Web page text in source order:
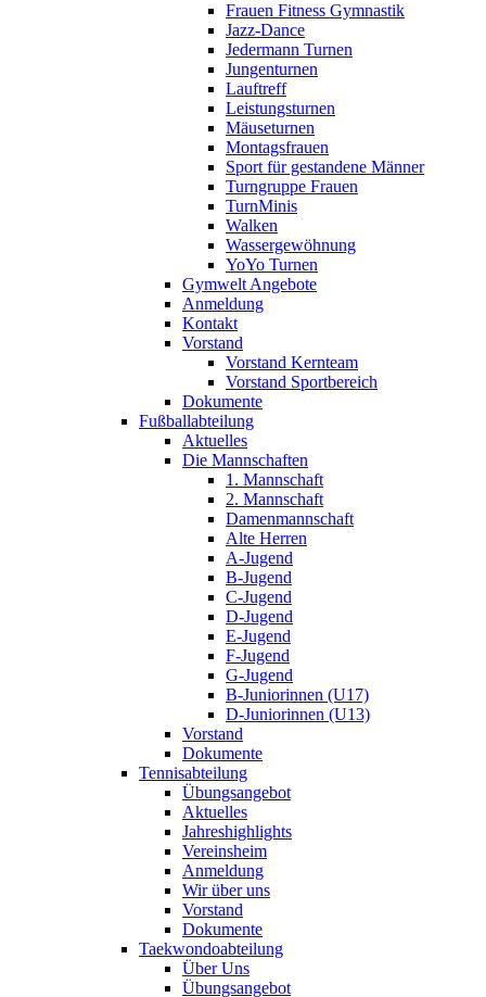
Frauen Fitness Gymnastik
Jazz-Dance
Jedermann Turnen
Jungenturnen
Lauftreff
Leistungsturnen
Mäuseturnen
Montagsfrauen
Sport für gestandene Männer
Turngruppe Frauen
TurnMinis
Walken
Wassergewöhnung
YoYo Turnen
Gymwelt Angebote
Anmeldung
Kontakt
Vorstand
Vorstand Kernteam
Vorstand Sportbereich
Dokumente
Fußballabteilung
Aktuelles
Die Mannschaften
1. Mannschaft
2. Mannschaft
Damenmannschaft
Alte Herren
A-Jugend
B-Jugend
C-Jugend
D-Jugend
E-Jugend
F-Jugend
G-Jugend
B-Juniorinnen (U17)
D-Juniorinnen (U13)
Vorstand
Dokumente
Tennisabteilung
Übungsangebot
Aktuelles
Jahreshighlights
Vereinsheim
Anmeldung
Wir über uns
Vorstand
Dokumente
Taekwondoabteilung
Über Uns
Übungsangebot